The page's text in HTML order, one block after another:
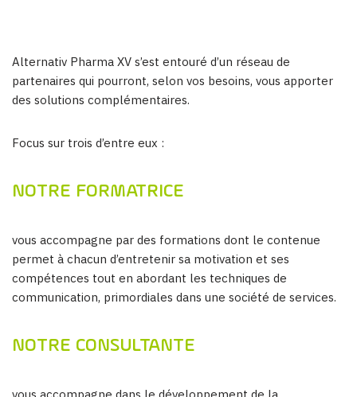
Alternativ Pharma XV s’est entouré d’un réseau de
partenaires qui pourront, selon vos besoins, vous apporter
des solutions complémentaires.
Focus sur trois d’entre eux :
NOTRE FORMATRICE
vous accompagne par des formations dont le contenue
permet à chacun d’entretenir sa motivation et ses
compétences tout en abordant les techniques de
communication, primordiales dans une société de services.
NOTRE CONSULTANTE